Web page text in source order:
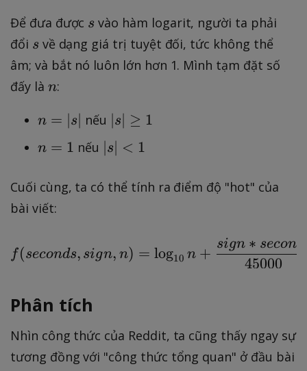
-
1
n
0
0
Để đưa được s
s vào hàm logarit, người ta phải
đổi s
s về dạng giá trị tuyệt đối, tức không thể
âm; và bắt nó luôn lớn hơn 1. Mình tạm đặt số
đấy là n
n:
n
|s
n = ∣s∣ nếu |
|
g
∣s∣ ≥ 1
n
1
n = 1 nếu |s
<
∣s∣ < 1
Cuối cùng, ta có thể tính ra điểm độ "hot" của
bài viết:
f(seconds, sign, n) = log10 n +
45000
sign ∗ second
Phân tích
Nhìn công thức của Reddit, ta cũng thấy ngay sự
tương đồng với "công thức tổng quan" ở đầu bài